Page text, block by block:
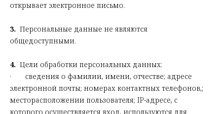
открывает электронное письмо.
3. Персональные данные не являются
общедоступными.
4. Цели обработки персональных данных:
· сведения о фамилии, имени, отчестве; адресе
электронной почты; номерах контактных телефонов,;
месторасположении пользователя; IP-адресе, с
которого осуществляется вход, используются для